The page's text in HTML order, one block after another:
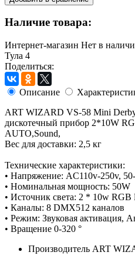
Наличие товара:
Интернет-магазин Нет в
Тула 4
Поделиться:
Описание
ART WIZARD VS-58 Mini
дискотечный прибор 2*10W
AUTO,Sound,
Вес для доставки: 2,5 кг
Технические характеристики:
• Напряжение: AC110v-250v,
• Номинальная мощность: 50W
• Источник света: 2 * 10w RGB
• Каналы: 8 DMX512 каналов
• Режим: Звуковая активация,
• Вращение 0-320 °
Производитель ART